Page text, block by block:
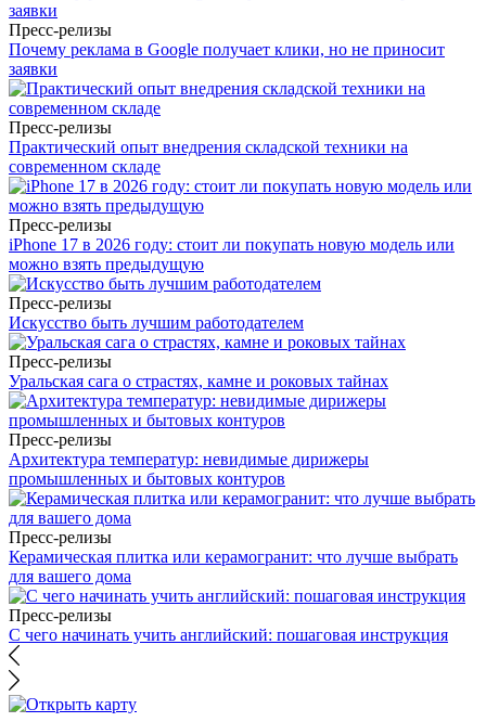
Пресс-релизы
Почему реклама в Google получает клики, но не приносит
заявки
Пресс-релизы
Практический опыт внедрения складской техники на
современном складе
Пресс-релизы
iPhone 17 в 2026 году: стоит ли покупать новую модель или
можно взять предыдущую
Пресс-релизы
Искусство быть лучшим работодателем
Пресс-релизы
Уральская сага о страстях, камне и роковых тайнах
Пресс-релизы
Архитектура температур: невидимые дирижеры
промышленных и бытовых контуров
Пресс-релизы
Керамическая плитка или керамогранит: что лучше выбрать
для вашего дома
Пресс-релизы
С чего начинать учить английский: пошаговая инструкция